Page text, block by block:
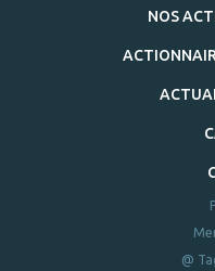
NOS
@